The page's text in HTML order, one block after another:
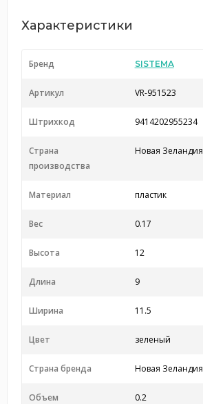
Характеристики
Бренд SISTEMA
Артикул VR-951523
Штрихкод 9414202955234
Страна
производства
Новая Зеландия
Материал пластик
Вес 0.17
Высота 12
Длина 9
Ширина 11.5
Цвет зеленый
Страна бренда Новая Зеландия
Объем 0.2